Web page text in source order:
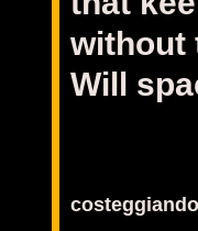
without
Will